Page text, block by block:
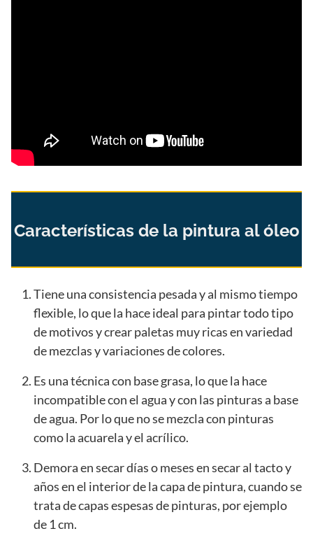
Características de la pintura al óleo
Tiene una consistencia pesada y al mismo tiempo
flexible, lo que la hace ideal para pintar todo tipo
de motivos y crear paletas muy ricas en variedad
de mezclas y variaciones de colores.
Es una técnica con base grasa, lo que la hace
incompatible con el agua y con las pinturas a base
de agua. Por lo que no se mezcla con pinturas
como la acuarela y el acrílico.
Demora en secar días o meses en secar al tacto y
años en el interior de la capa de pintura, cuando se
trata de capas espesas de pinturas, por ejemplo
de 1 cm.